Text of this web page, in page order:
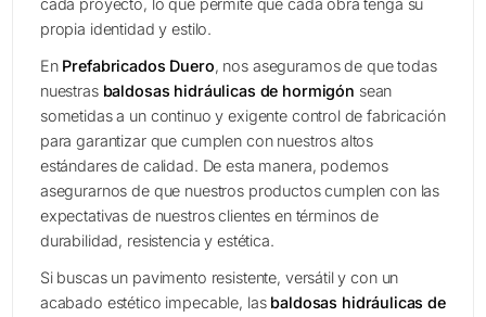
cada proyecto, lo que permite que cada obra tenga su
propia identidad y estilo.
En Prefabricados Duero, nos aseguramos de que todas
nuestras baldosas hidráulicas de hormigón sean
sometidas a un continuo y exigente control de fabricación
para garantizar que cumplen con nuestros altos
estándares de calidad. De esta manera, podemos
asegurarnos de que nuestros productos cumplen con las
expectativas de nuestros clientes en términos de
durabilidad, resistencia y estética.
Si buscas un pavimento resistente, versátil y con un
acabado estético impecable, las baldosas hidráulicas de